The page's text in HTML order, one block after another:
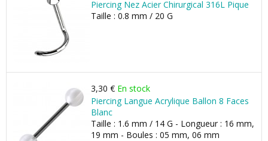
Piercing Nez Acier Chirurgical 316L Pique
Taille : 0.8 mm / 20 G
3,30 € En stock
Piercing Langue Acrylique Ballon 8 Faces
Blanc
Taille : 1.6 mm / 14 G - Longueur : 16 mm,
19 mm - Boules : 05 mm, 06 mm